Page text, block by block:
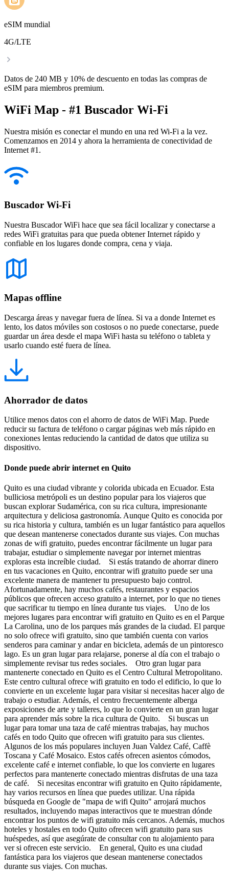
eSIM mundial
4G/LTE
Datos de 240 MB y 10% de descuento en todas las compras de
eSIM para miembros premium.
WiFi Map - #1 Buscador Wi-Fi
Nuestra misión es conectar el mundo en una red Wi-Fi a la vez.
Comenzamos en 2014 y ahora la herramienta de conectividad de
Internet #1.
Buscador Wi-Fi
Nuestra Buscador WiFi hace que sea fácil localizar y conectarse a
redes WiFi gratuitas para que pueda obtener Internet rápido y
confiable en los lugares donde compra, cena y viaja.
Mapas offline
Descarga áreas y navegar fuera de línea. Si va a donde Internet es
lento, los datos móviles son costosos o no puede conectarse, puede
guardar un área desde el mapa WiFi hasta su teléfono o tableta y
usarlo cuando esté fuera de línea.
Ahorrador de datos
Utilice menos datos con el ahorro de datos de WiFi Map. Puede
reducir su factura de teléfono o cargar páginas web más rápido en
conexiones lentas reduciendo la cantidad de datos que utiliza su
dispositivo.
Donde puede abrir internet en Quito
Quito es una ciudad vibrante y colorida ubicada en Ecuador. Esta
bulliciosa metrópoli es un destino popular para los viajeros que
buscan explorar Sudamérica, con su rica cultura, impresionante
arquitectura y deliciosa gastronomía. Aunque Quito es conocida por
su rica historia y cultura, también es un lugar fantástico para aquellos
que desean mantenerse conectados durante sus viajes. Con muchas
zonas de wifi gratuito, puedes encontrar fácilmente un lugar para
trabajar, estudiar o simplemente navegar por internet mientras
exploras esta increíble ciudad. Si estás tratando de ahorrar dinero
en tus vacaciones en Quito, encontrar wifi gratuito puede ser una
excelente manera de mantener tu presupuesto bajo control.
Afortunadamente, hay muchos cafés, restaurantes y espacios
públicos que ofrecen acceso gratuito a internet, por lo que no tienes
que sacrificar tu tiempo en línea durante tus viajes. Uno de los
mejores lugares para encontrar wifi gratuito en Quito es en el Parque
La Carolina, uno de los parques más grandes de la ciudad. El parque
no solo ofrece wifi gratuito, sino que también cuenta con varios
senderos para caminar y andar en bicicleta, además de un pintoresco
lago. Es un gran lugar para relajarse, ponerse al día con el trabajo o
simplemente revisar tus redes sociales. Otro gran lugar para
mantenerte conectado en Quito es el Centro Cultural Metropolitano.
Este centro cultural ofrece wifi gratuito en todo el edificio, lo que lo
convierte en un excelente lugar para visitar si necesitas hacer algo de
trabajo o estudiar. Además, el centro frecuentemente alberga
exposiciones de arte y talleres, lo que lo convierte en un gran lugar
para aprender más sobre la rica cultura de Quito. Si buscas un
lugar para tomar una taza de café mientras trabajas, hay muchos
cafés en todo Quito que ofrecen wifi gratuito para sus clientes.
Algunos de los más populares incluyen Juan Valdez Café, Caffè
Toscana y Café Mosaico. Estos cafés ofrecen asientos cómodos,
excelente café e internet confiable, lo que los convierte en lugares
perfectos para mantenerte conectado mientras disfrutas de una taza
de café. Si necesitas encontrar wifi gratuito en Quito rápidamente,
hay varios recursos en línea que puedes utilizar. Una rápida
búsqueda en Google de "mapa de wifi Quito" arrojará muchos
resultados, incluyendo mapas interactivos que te muestran dónde
encontrar los puntos de wifi gratuito más cercanos. Además, muchos
hoteles y hostales en todo Quito ofrecen wifi gratuito para sus
huéspedes, así que asegúrate de consultar con tu alojamiento para
ver si ofrecen este servicio. En general, Quito es una ciudad
fantástica para los viajeros que desean mantenerse conectados
durante sus viajes. Con muchas.